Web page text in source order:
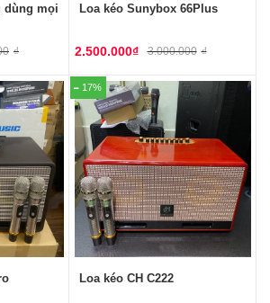
dùng mọi
₫
Loa kéo Sunybox 66Plus
3.000.000 ₫
2.500.000₫
17%
Loa kéo CH C222